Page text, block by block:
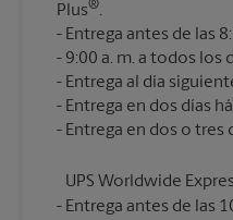
Plus®.
Entrega antes de las
9:00 a. m. a todos los
Entrega al día
Entrega en dos días
UPS Worldwide
Entrega antes de las